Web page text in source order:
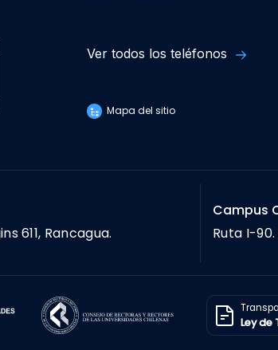
Ver todos los teléfonos
Mapa del sitio
611, Rancagua.
Campus
Ruta I-90.
Ley de